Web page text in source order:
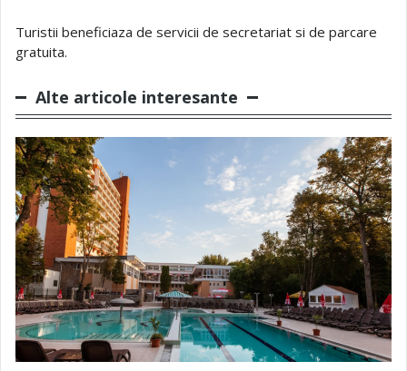
Turistii beneficiaza de servicii de secretariat si de parcare
gratuita.
Alte articole interesante